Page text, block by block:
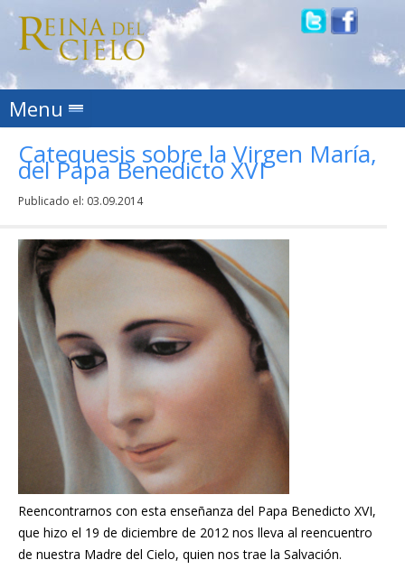
Menu Skip to content
Catequesis sobre la Virgen María,
del Papa Benedicto XVI
Publicado el: 03.09.2014
Reencontrarnos con esta enseñanza del Papa Benedicto XVI,
que hizo el 19 de diciembre de 2012 nos lleva al reencuentro
de nuestra Madre del Cielo, quien nos trae la Salvación.